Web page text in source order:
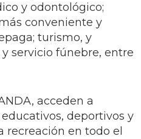
y odontológico;
conveniente y
turismo, y
servicio fúnebre, entre
acceden a
deportivos y
recreación en todo el